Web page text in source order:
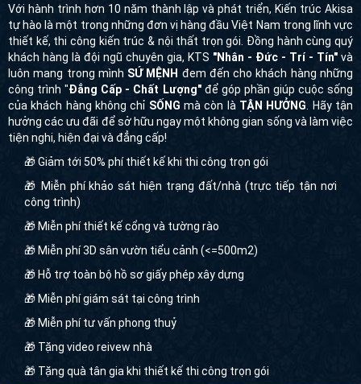
Với hành trình hơn 10 năm thành lập và phát triển, Kiến trúc Akisa
tự hào là một trong những đơn vị hàng đầu Việt Nam trong lĩnh vực
thiết kế, thi công kiến trúc & nội thất trọn gói. Đồng hành cùng quý
khách hàng là đội ngũ chuyên gia, KTS "Nhân - Đức - Trí - Tín" và
luôn mang trong mình SỨ MỆNH đem đến cho khách hàng những
công trình "Đẳng Cấp - Chất Lượng"để góp phần giúp cuộc sống
của khách hàng không chỉ SỐNG mà còn là TẬN HƯỞNG . Hãy tận
hưởng các ưu đãi để sở hữu ngay một không gian sống và làm việc
tiện nghi, hiện đại và đẳng cấp!
🎁 Giảm tới 50% phí thiết kế khi thi công trọn gói
🎁 Miễn phí khảo sát hiện trạng đất/nhà (trực tiếp tận nơi
công trình)
🎁 Miễn phí thiết kế cổng và tường rào
🎁 Miễn phí 3D sân vườn tiểu cảnh (<=500m2)
🎁 Hỗ trợ toàn bộ hồ sơ giấy phép xây dựng
🎁 Miễn phí giám sát tại công trình
🎁 Miễn phí tư vấn phong thuỷ
🎁 Tặng video reivew nhà
🎁 Tặng quà tân gia khi thiết kế thi công trọn gói